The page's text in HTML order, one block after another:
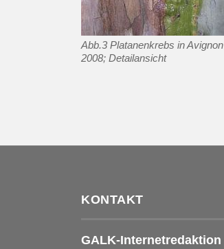
Abb.3 Platanenkrebs in Avignon
2008; Detailansicht
KONTAKT
GALK-Internetredaktion